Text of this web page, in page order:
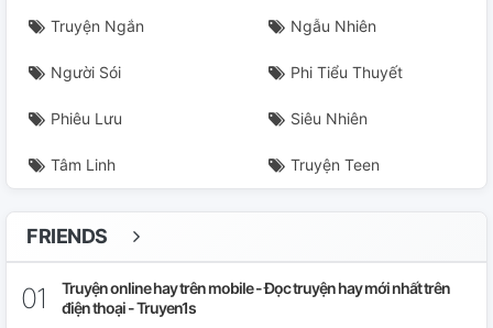
Truyện Ngắn Ngẫu Nhiên
Người Sói Phi Tiểu Thuyết
Phiêu Lưu Siêu Nhiên
Tâm Linh Truyện Teen
FRIENDS
Truyện online hay trên mobile - Đọc truyện hay mới nhất trên
điện thoại - Truyen1s